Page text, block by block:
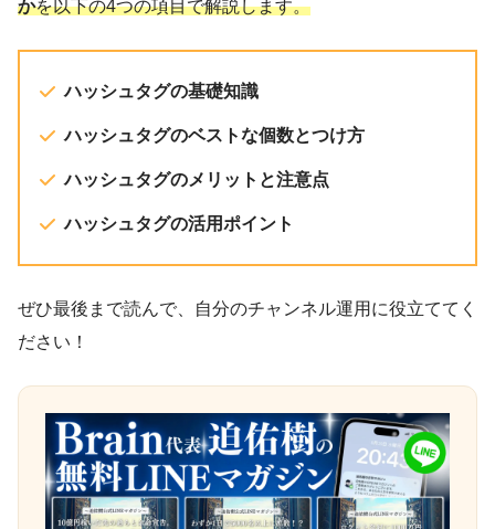
かを以下の4つの項目で解説します。
ハッシュタグの基礎知識
ハッシュタグのベストな個数とつけ方
ハッシュタグのメリットと注意点
ハッシュタグの活用ポイント
ぜひ最後まで読んで、自分のチャンネル運用に役立ててく
ださい！